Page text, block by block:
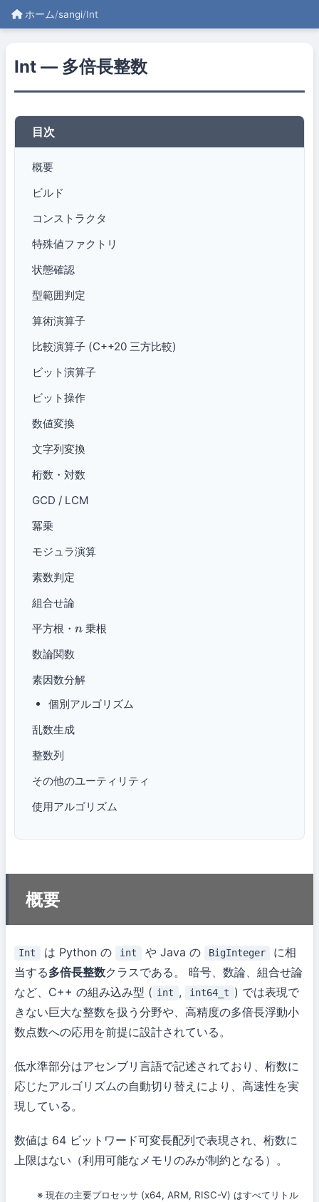
ホーム/sangi/Int
Int — 多倍長整数
目次
概要
ビルド
コンストラクタ
特殊値ファクトリ
状態確認
型範囲判定
算術演算子
比較演算子 (C++20 三方比較)
ビット演算子
ビット操作
数値変換
文字列変換
桁数・対数
GCD / LCM
冪乗
モジュラ演算
素数判定
組合せ論
平方根・ n 乗根
数論関数
素因数分解
個別アルゴリズム
乱数生成
整数列
その他のユーティリティ
使用アルゴリズム
概要
Int は Python の int や Java の BigInteger
に相
当する多倍長整数クラスである。 暗号、数論、組合せ論
など、C++ の組み込み型 ( int , int64_t ) では表現で
きない巨大な整数を扱う分野や、高精度の多倍長浮動小
数点数への応用を前提に設計されている。
低水準部分はアセンブリ言語で記述されており、桁数に
応じたアルゴリズムの自動切り替えにより、高速性を実
現している。
数値は 64 ビットワード可変長配列で表現され、桁数に
上限はない（利用可能なメモリのみが制約となる）。
※ 現在の主要プロセッサ (x64, ARM, RISC-V) はすべてリトル